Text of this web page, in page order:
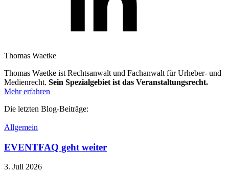
Thomas Waetke
Thomas Waetke ist Rechtsanwalt und Fachanwalt für Urheber- und
Medienrecht. Sein Spezialgebiet ist das Veranstaltungsrecht.
Mehr erfahren
Die letzten Blog-Beiträge:
Allgemein
EVENTFAQ geht weiter
3. Juli 2026